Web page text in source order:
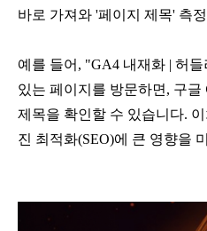
바로 가져와 '페이지 제목' 측
예를 들어, "GA4 내재화 | 허들
있는 페이지를 방문하면, 구
제목을 확인할 수 있습니다.
진 최적화(SEO)에 큰 영향을